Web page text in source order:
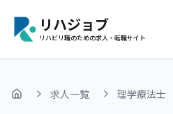
リハジョブ
リハビリ職のための求人・転職サイト
ホーム 求人一覧 理学療法士